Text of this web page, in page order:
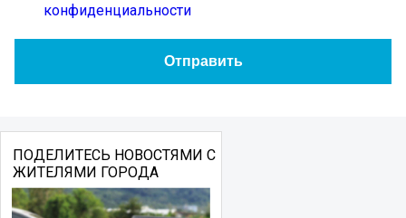
конфиденциальности
ПОДЕЛИТЕСЬ НОВОСТЯМИ С
ЖИТЕЛЯМИ ГОРОДА